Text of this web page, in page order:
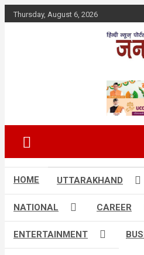
Skip
to
Thursday, August 6, 2026
HOME UTTARAKHAND
NATIONAL CAREER
ENTERTAINMENT